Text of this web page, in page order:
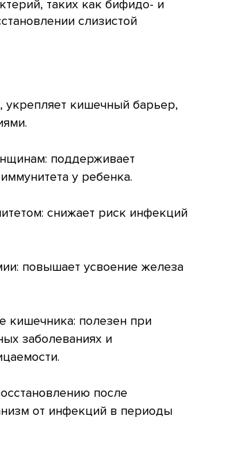
таких как бифидо- и
слизистой
укрепляет кишечный барьер,
поддерживает
у ребенка.
снижает риск инфекций
повышает усвоение железа
кишечника: полезен при
заболеваниях и
после
от инфекций в периоды